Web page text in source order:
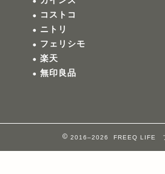
コストコ
ニトリ
フェリシモ
楽天
無印良品
2016–2026 FREEQ LIFE